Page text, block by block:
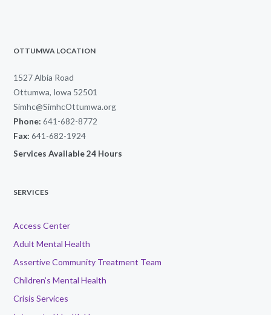
OTTUMWA LOCATION
1527 Albia Road
Ottumwa, Iowa 52501
Simhc@SimhcOttumwa.org
Phone: 641-682-8772
Fax: 641-682-1924
Services Available 24 Hours
SERVICES
Access Center
Adult Mental Health
Assertive Community Treatment Team
Children’s Mental Health
Crisis Services